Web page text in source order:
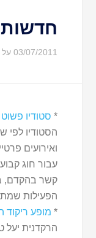
חדשות
03/07/2011 על
* סטודיו
הסטודיו לפי
ואירועים
עבור חוג
קשר בהקדם,
הפעילות
* מופע ריקוד